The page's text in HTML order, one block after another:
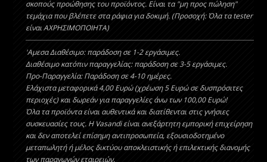
σκοπούς προώθησης του προϊόντος. Είναι τα "μη προς πώληση"
τεμάχια που βλέπετε στα ράφια για δοκιμή. (Προσοχή: Όλα τα tester
είναι ΑΧΡΗΣΙΜΟΠΟΙΗΤΑ)
'Aμεσα Διαθέσιμο: παράδοση σε 1-2 εργάσιμες.
Διαθέσιμο κατόπιν παραγγελίας: παράδοση σε 3-5 εργάσιμες.
Προ-Παραγγελία: Παράδοση σε 4-10 ημέρες.
Ελάχιστα μεταφορικά 4,00 Ευρώ (χρέωση 5 Ευρώ σε δυσπρόσιτες
περιοχές) και δωρεάν για παραγγελίες άνω των 100,00 Ευρώ!
Όλα τα προϊόντα είναι αυθεντικά και διατίθενται στις γνήσιες
συσκευασίες τους. Η Vasandi είναι ανεξάρτητη εμπορική επιχείρηση
και δεν αποτελεί επίσημη αντιπροσωπεία, εξουσιοδοτημένο
μεταπωλητή ή μέλος δικτύου αποκλειστικής ή επιλεκτικής διανομής
των παραγωγών εταιρειών.